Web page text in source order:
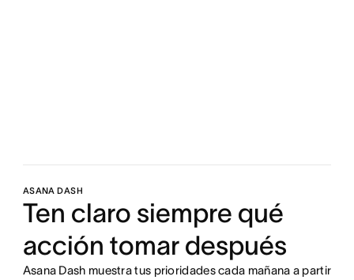
ASANA DASH
Ten claro siempre qué
acción tomar después
Asana Dash muestra tus prioridades cada mañana a partir